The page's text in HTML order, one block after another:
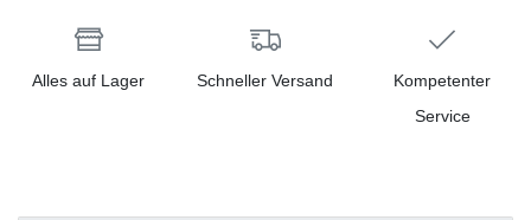
Alles auf Lager Schneller Versand
Kompetenter
Service